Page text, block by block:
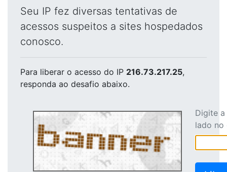
Seu IP fez diversas tentativas de
acessos suspeitos a sites hospedados
conosco.
Para liberar o acesso do IP 216.73.217.25,
responda ao desafio abaixo.
Digite
lado no